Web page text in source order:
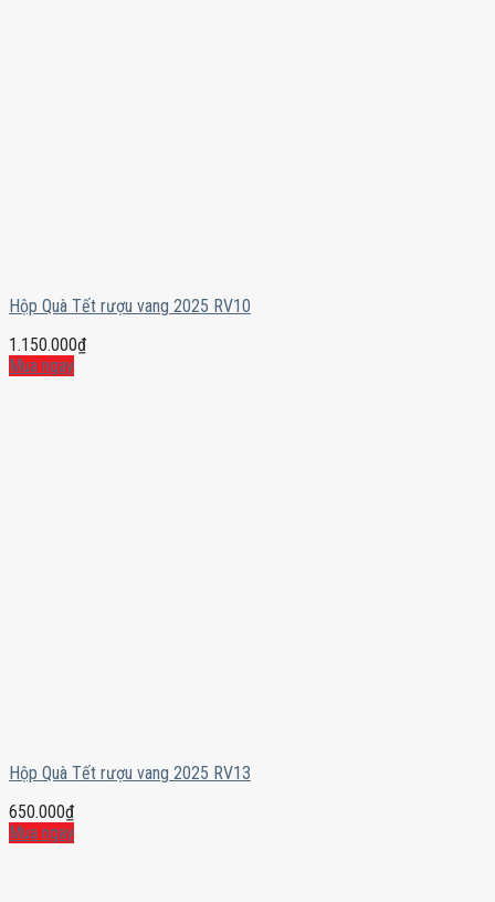
Hộp Quà Tết rượu vang 2025 RV10
1.150.000₫
Mua ngay
Hộp Quà Tết rượu vang 2025 RV13
650.000₫
Mua ngay